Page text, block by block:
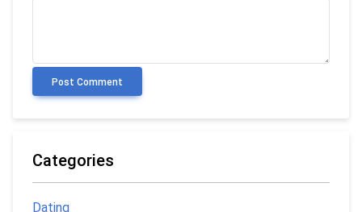
Post Comment
Categories
Dating